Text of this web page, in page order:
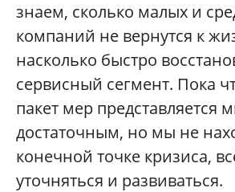
знаем, сколько малых и
компаний не вернутся к
насколько быстро
сервисный сегмент. Пока
пакет мер представляется
достаточным, но мы не
конечной точке кризиса,
уточняться и развиваться.